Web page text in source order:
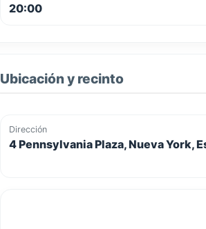
20:00
Ubicación y recinto
Dirección
4 Pennsylvania Plaza, Nueva York,